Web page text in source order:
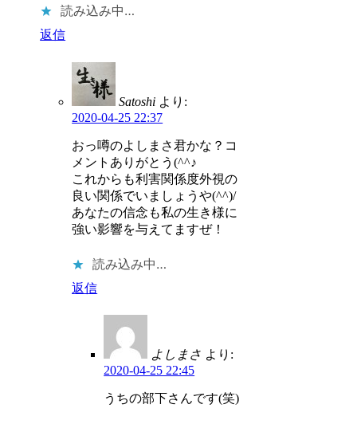
読み込み中…
返信
Satoshi より:
2020-04-25 22:37
おっ噂のよしまさ君かな？コ
メントありがとう(^^♪
これからも利害関係度外視の
良い関係でいましょうや(^^)/
あなたの信念も私の生き様に
強い影響を与えてますぜ！
読み込み中…
返信
よしまさ より:
2020-04-25 22:45
うちの部下さんです(笑)